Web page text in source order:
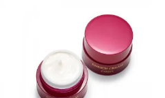
かさ印象が高く評価されたこと*3
2022年12月22日時点で、科学文献
データベースPubMed及びGoogle
scholarにより国内化粧品業界にお
いて該当文献がないことを確認（ポ
ーラ化成研究所調べ）
スエキスとHSP（ヒートショックプ
ロテイン）(*4)の合わせ技で、目
元、フェイスラインなど、年齢を重
ねるにつれハリ不足、うるおい低下
を感じやすい部位に働きかけ、ハリ
感のある肌へ導きます。さらに、水